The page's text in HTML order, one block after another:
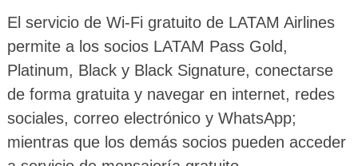
El servicio de Wi-Fi gratuito de LATAM Airlines
permite a los socios LATAM Pass Gold,
Platinum, Black y Black Signature, conectarse
de forma gratuita y navegar en internet, redes
sociales, correo electrónico y WhatsApp;
mientras que los demás socios pueden acceder